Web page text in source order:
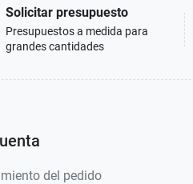
Solicitar presupuesto
Presupuestos a medida para
grandes cantidades
del pedido